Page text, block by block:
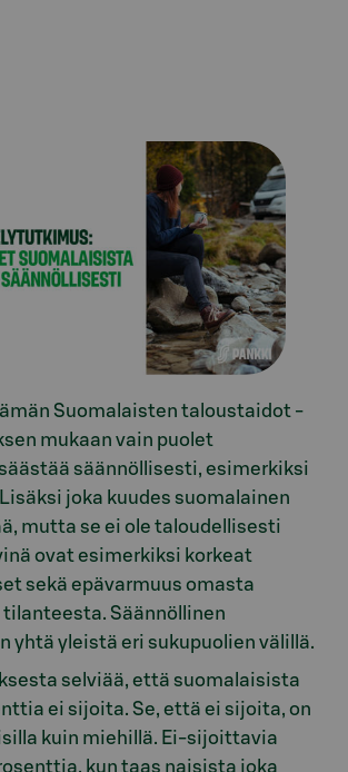
Suomalaisten taloustaidot -
mukaan vain puolet
säännöllisesti, esimerkiksi
joka kuudes suomalainen
mutta se ei ole taloudellisesti
ovat esimerkiksi korkeat
sekä epävarmuus omasta
Säännöllinen
yhtä yleistä eri sukupuolien välillä.
selviää, että suomalaisista
ei sijoita. Se, että ei sijoita, on
kuin miehillä. Ei-sijoittavia
kun taas naisista joka